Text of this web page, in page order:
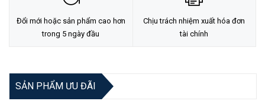
Đổi mới hoặc sản phẩm cao hơn
trong 5 ngày đầu
Chịu trách nhiệm xuất hóa đơn
tài chính
SẢN PHẨM ƯU ĐÃI